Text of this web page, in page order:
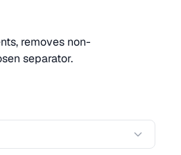
removes non-
separator.